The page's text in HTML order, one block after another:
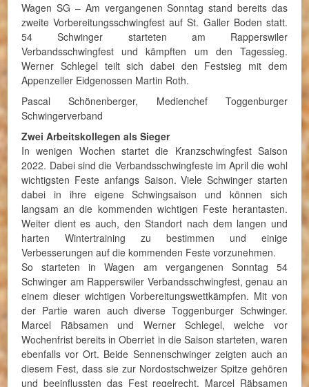
Wagen SG – Am vergangenen Sonntag stand bereits das
zweite Vorbereitungsschwingfest auf St. Galler Boden statt.
54 Schwinger starteten am Rapperswiler
Verbandsschwingfest und kämpften um den Tagessieg.
Werner Schlegel teilt sich dabei den Festsieg mit dem
Appenzeller Eidgenossen Martin Roth.
Pascal Schönenberger, Medienchef Toggenburger
Schwingerverband
Zwei Arbeitskollegen als Sieger
In wenigen Wochen startet die Kranzschwingfest Saison
2022. Dabei sind die Verbandsschwingfeste im April die wohl
wichtigsten Feste anfangs Saison. Viele Schwinger starten
dabei in ihre eigene Schwingsaison und können sich
langsam an die kommenden wichtigen Feste herantasten.
Weiter dient es auch, den Standort nach dem langen und
harten Wintertraining zu bestimmen und einige
Verbesserungen auf die kommenden Feste vorzunehmen.
So starteten in Wagen am vergangenen Sonntag 54
Schwinger am Rapperswiler Verbandsschwingfest, genau an
einem dieser wichtigen Vorbereitungswettkämpfen. Mit von
der Partie waren auch diverse Toggenburger Schwinger.
Marcel Räbsamen und Werner Schlegel, welche vor
Wochenfrist bereits in Oberriet in die Saison starteten, waren
ebenfalls vor Ort. Beide Sennenschwinger zeigten auch an
diesem Fest, dass sie zur Nordostschweizer Spitze gehören
und beeinflussten das Fest regelrecht. Marcel Räbsamen